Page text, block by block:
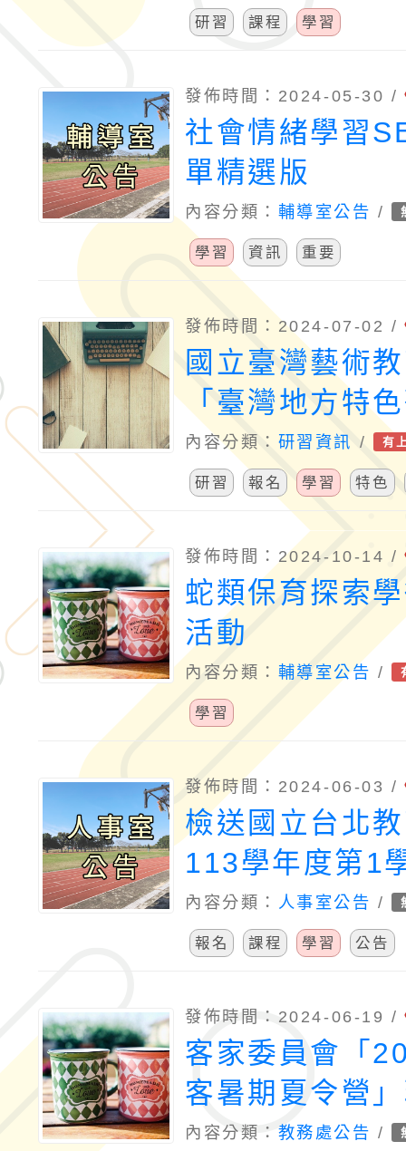
動及桌遊教案
研習 課程 學習
發佈時間：2024-05-30 /
社會情緒學習
單精選版
內容分類： 輔導室公告 /
學習 資訊 重要
發佈時間：2024-07-02 /
國立臺灣藝術
「臺灣地方特
比賽」南區推
（含漢詩吟唱
內容分類： 研習資訊 / 有
研習 報名 學習 特色
發佈時間：2024-10-14 /
蛇類保育探索
活動
內容分類： 輔導室公告 /
學習
發佈時間：2024-06-03 /
檢送國立台北
113學年度第1
士隨班附讀招
班、碩士班、
程，敬請惠予
鼓勵社會大眾
請查照。
內容分類： 人事室公告 /
報名 課程 學習 公告
發佈時間：2024-06-19 /
客家委員會「
客暑期夏令營
報名
內容分類： 教務處公告 /